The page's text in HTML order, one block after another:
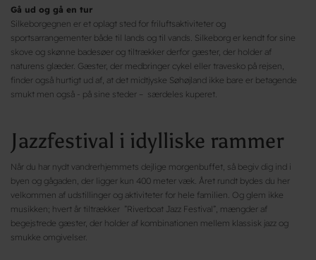
Gå ud og gå en tur
Silkeborgegnen er et oplagt sted for friluftsaktiviteter og
sportsarrangementer både til lands og til vands. Silkeborg er kendt for sine
skove og skønne badesøer og tiltrækker derfor gæster, der holder af
naturens glæder. Gæster, der medbringer cykel eller travesko på rejsen,
finder også hurtigt ud af, at det midtjyske Søhøjland ikke bare er betagende
smukt men også - på sine steder – særdeles kuperet.
Jazzfestival i idylliske rammer
Når du har nydt vandrerhjemmets dejlige morgenbuffet, så begiv dig ind i
byen og gågaden, der ligger kun 400 meter væk. Året rundt bydes du her
velkommen af udstillinger og aktiviteter for hele familien. Og glem ikke
musikken; hvert år tiltrækker ”Riverboat Jazz Festival”, mængder af
begejstrede gæster, der holder af kombinationen mellem klassisk jazz og
smukke omgivelser.